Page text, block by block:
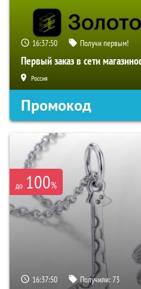
16:37:49 Получи первым!
Первый заказ в сети
Россия
Промокод
до 100%
16:37:49 Получили:73